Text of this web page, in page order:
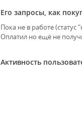
Его запросы, как
Пока не в работе
Оплатил но ещё не
Активность